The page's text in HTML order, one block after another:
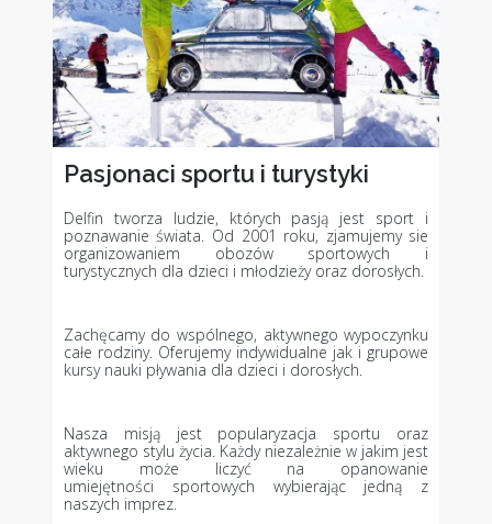
Pasjonaci sportu i turystyki
Delfin tworza ludzie, których pasją jest sport i
poznawanie świata. Od 2001 roku, zjamujemy sie
organizowaniem obozów sportowych i
turystycznych dla dzieci i młodzieży oraz dorosłych.
Zachęcamy do wspólnego, aktywnego wypoczynku
całe rodziny. Oferujemy indywidualne jak i grupowe
kursy nauki pływania dla dzieci i dorosłych.
Nasza misją jest popularyzacja sportu oraz
aktywnego stylu życia. Każdy niezależnie w jakim jest
wieku może liczyć na opanowanie
umiejętności sportowych wybierając jedną z
naszych imprez.